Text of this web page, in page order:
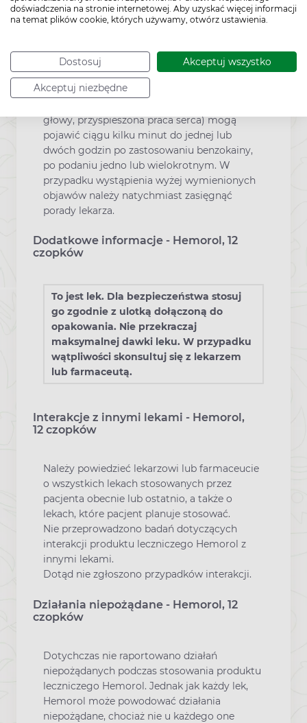
doświadczenia na stronie internetowej. Aby uzyskać więcej informacji
na temat plików cookie, których używamy, otwórz ustawienia.
Dostosuj Akceptuj wszystko
Akceptuj niezbędne
lekarzem.
ryzyko wystąpienia methemoglobinemii.
Objawy methemoglobinemii (blady lub
szaroniebieski kolor skóry, warg oraz płytek
głowy, przyspieszona praca serca) mogą
pojawić ciągu kilku minut do jednej lub
dwóch godzin po zastosowaniu benzokainy,
po podaniu jedno lub wielokrotnym. W
przypadku wystąpienia wyżej wymienionych
objawów należy natychmiast zasięgnąć
porady lekarza.
Dodatkowe informacje - Hemorol, 12
czopków
To jest lek. Dla bezpieczeństwa stosuj
go zgodnie z ulotką dołączoną do
opakowania. Nie przekraczaj
maksymalnej dawki leku. W przypadku
wątpliwości skonsultuj się z lekarzem
lub farmaceutą.
Interakcje z innymi lekami - Hemorol,
12 czopków
Należy powiedzieć lekarzowi lub farmaceucie
o wszystkich lekach stosowanych przez
pacjenta obecnie lub ostatnio, a także o
lekach, które pacjent planuje stosować.
Nie przeprowadzono badań dotyczących
interakcji produktu leczniczego Hemorol z
innymi lekami.
Dotąd nie zgłoszono przypadków interakcji.
Działania niepożądane - Hemorol, 12
czopków
Dotychczas nie raportowano działań
niepożądanych podczas stosowania produktu
leczniczego Hemorol. Jednak jak każdy lek,
Hemorol może powodować działania
niepożądane, chociaż nie u każdego one